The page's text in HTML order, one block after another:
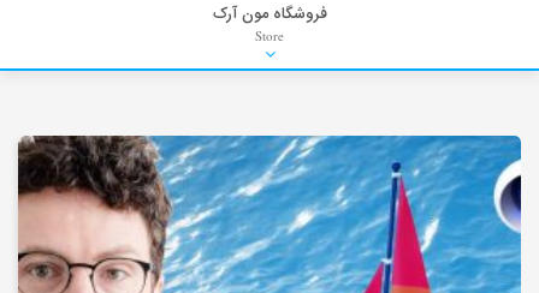
PNG-PSD
Background
Stock Images
فروشگاه مون آرک
Store